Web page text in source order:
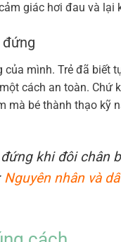
giác hơi đau và lại
mình. Trẻ đã biết
cách an toàn.
mà bé thành thạo kỹ
khi đôi chân
Nguyên nhân và